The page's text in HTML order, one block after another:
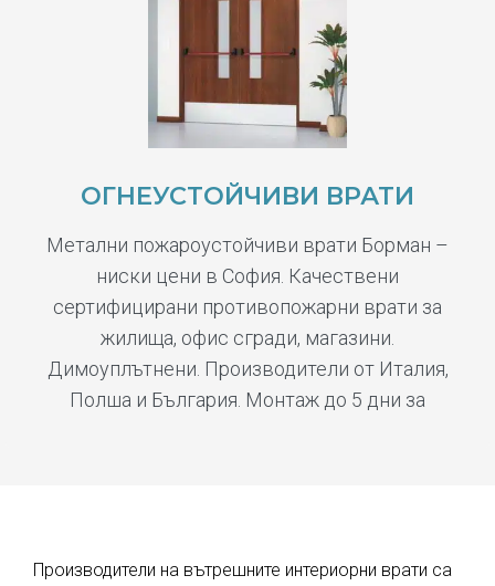
ОГНЕУСТОЙЧИВИ ВРАТИ
Метални пожароустойчиви врати Борман –
ниски цени в София. Качествени
сертифицирани противопожарни врати за
жилища, офис сгради, магазини.
Димоуплътнени. Производители от Италия,
Полша и България. Монтаж до 5 дни за
Производители на вътрешните интериорни врати са